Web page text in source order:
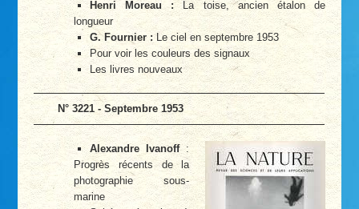
Henri Moreau :La toise, ancien étalon de
longueur
G. Fournier : Le ciel en septembre 1953
Pour voir les couleurs des signaux
Les livres nouveaux
N° 3221 - Septembre 1953
Alexandre Ivanoff:
Progrès récents de la
photographie sous-
marine